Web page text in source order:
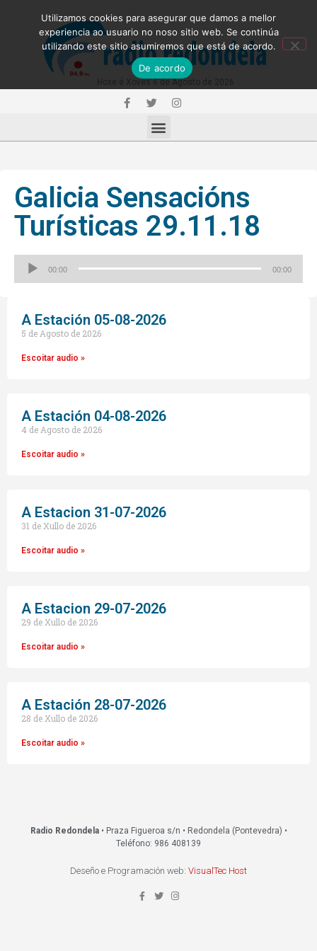
Galicia Sensacións
Turísticas 29.11.18
00:00 00:00
A Estación 05-08-2026
5 de Agosto de 2026
Escoitar audio »
A Estación 04-08-2026
4 de Agosto de 2026
Escoitar audio »
A Estacion 31-07-2026
31 de Xullo de 2026
Escoitar audio »
A Estacion 29-07-2026
29 de Xullo de 2026
Escoitar audio »
A Estación 28-07-2026
28 de Xullo de 2026
Escoitar audio »
Radio Redondela• Praza Figueroa s/n • Redondela (Pontevedra) •
Teléfono: 986 408139
Deseño e Programación web: VisualTec Host
Utilizamos cookies para asegurar que damos a mellor
experiencia ao usuario no noso sitio web. Se continúa
utilizando este sitio asumiremos que está de acordo.
De acordo